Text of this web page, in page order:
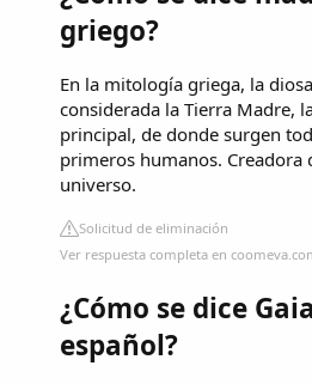
griego?
En la mitología griega, la
considerada la Tierra Madre,
principal, de donde surgen
primeros humanos. Creadora
universo.
Solicitud de eliminación
Ver respuesta completa en
¿Cómo se dice
español?